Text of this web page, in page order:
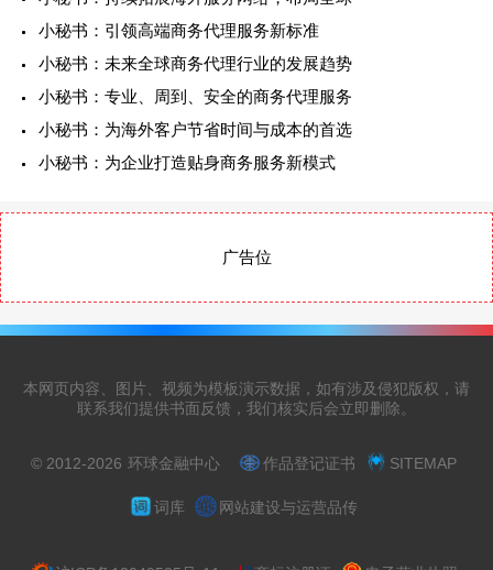
小秘书：引领高端商务代理服务新标准
小秘书：未来全球商务代理行业的发展趋势
小秘书：专业、周到、安全的商务代理服务
小秘书：为海外客户节省时间与成本的首选
小秘书：为企业打造贴身商务服务新模式
广告位
本网页内容、图片、视频为模板演示数据，如有涉及侵犯版权，请
联系我们提供书面反馈，我们核实后会立即删除。
© 2012-2026 环球金融中心 作品登记证书 SITEMAP
词库 网站建设与运营品传